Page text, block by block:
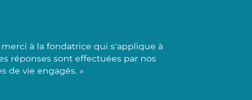
à la fondatrice qui s'applique à
réponses sont effectuées par nos
de vie engagés. »